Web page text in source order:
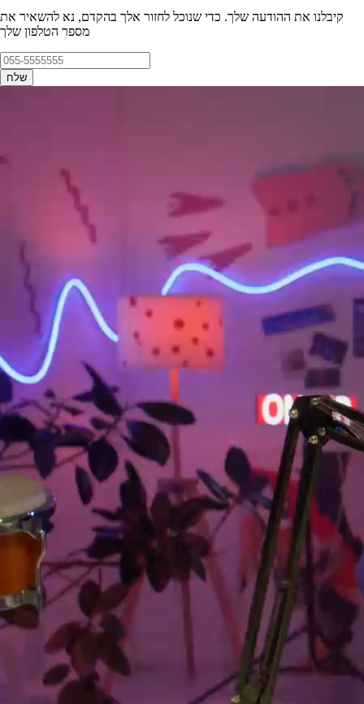
קיבלנו את ההודעה שלך. כדי שנוכל לחזור אלך בהקדם, נא להשאיר את
מספר הטלפון שלך
שלח